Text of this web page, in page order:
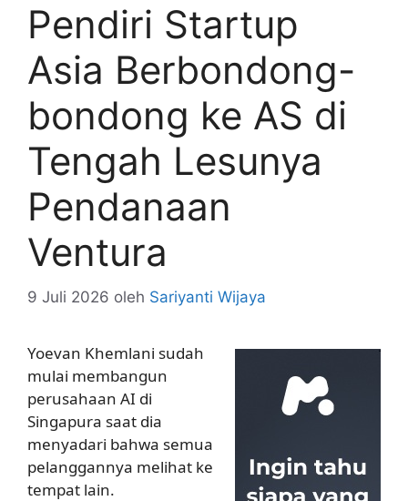
Pendiri Startup
Asia Berbondong-
bondong ke AS di
Tengah Lesunya
Pendanaan
Ventura
9 Juli 2026 oleh Sariyanti Wijaya
Yoevan Khemlani sudah
mulai membangun
perusahaan AI di
Singapura saat dia
menyadari bahwa semua
pelanggannya melihat ke
tempat lain.